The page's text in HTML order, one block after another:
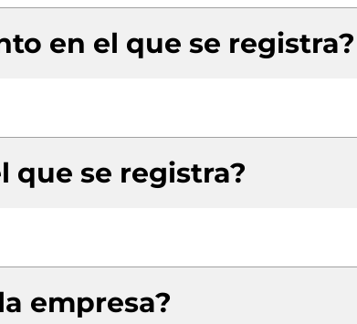
en el que se registra?
que se registra?
empresa?